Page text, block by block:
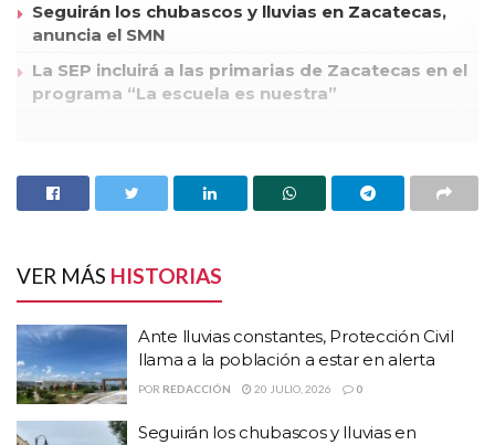
Seguirán los chubascos y lluvias en Zacatecas,
anuncia el SMN
La SEP incluirá a las primarias de Zacatecas en el
programa “La escuela es nuestra”
instalaciones por temor a las amenazas de personas armadas,
el Ejército Mexicano informó que el armamento de esta
la finalidad de preservar dicho armamento bajo las medidas
de seguridad y vigilancia correspondiente.
A través de un comunicado la Secretaría de la Defensa Nacional
SEDENA, informó que la once Zona Militar en apoyo a la
Secretaría de Seguridad Pública del Estado de Zacatecas y en
cumplimiento a la Ley Federal de Armas de Fuego y Explosivos y
VER MÁS HISTORIAS
Ante lluvias constantes, Protección Civil
llama a la población a estar en alerta
POR REDACCIÓN 20 JULIO, 2026 0
Seguirán los chubascos y lluvias en